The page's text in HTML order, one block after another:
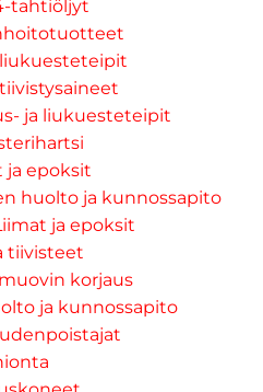
tahtiöljyt
liukuesteteipit
ja liukuesteteipit
ja epoksit
huolto ja kunnossapito
ja epoksit
tiivisteet
korjaus
ja kunnossapito